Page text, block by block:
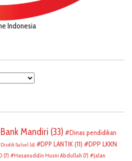
Indonesia
Bank Mandiri (33)
Dinas pendidikan
Disdik Sulsel (6) DPP LANTIK(11)
DPP LKKN
(7) Hasanuddin Husni Abdullah (7)
Jalan